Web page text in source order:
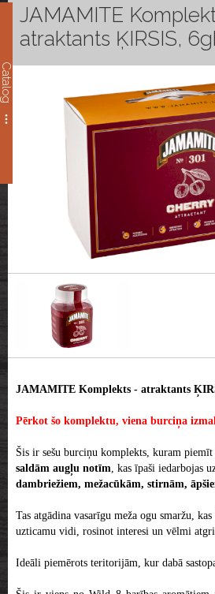
Catalog
JAMAMITE
atraktants ĶIRSIS,
JAMAMITE Komplekts - atraktants
Pērkot šo komplektu, viena burciņa
Šis ir sešu burciņu komplekts, kuram
saldām augļu notīm, kas īpaši iedarbojas
dambriežiem, mežacūkām, stirnām,
Tas atgādina vasarīgu meža ogu smaržu,
uzticamu vidi, rosinot interesi un vēlmi
Ideāli piemērots teritorijām, kur dabā